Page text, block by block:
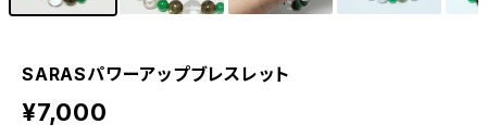
SARASパワーアップブレスレット
¥7,000